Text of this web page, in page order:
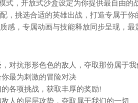
式，开放式沙盒设定为你提供最自由的
，挑选合适的英雄出战，打造专属于你
感，专属动画与技能释放同步呈现，最
对抗形形色色的敌人，夺取那份属于我
最为刺激的冒险对决
各项挑战，获取丰厚的奖励!
人的层层攻势，夺取属于我们的一切